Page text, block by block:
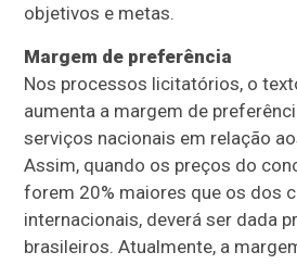
objetivos e metas.
Margem de preferência
Nos processos licitatórios, o
aumenta a margem de
serviços nacionais em relação
Assim, quando os preços do
forem 20% maiores que os dos
internacionais, deverá ser dada
brasileiros. Atualmente, a